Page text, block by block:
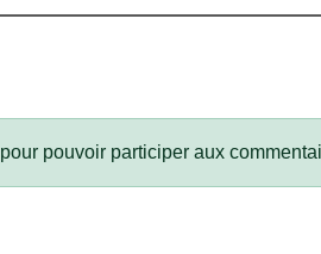
pour pouvoir participer aux